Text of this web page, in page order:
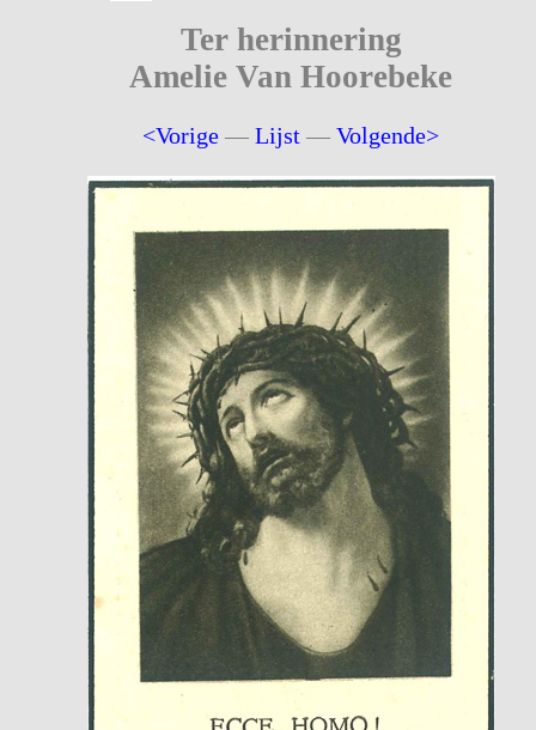
Ter herinnering
Amelie Van Hoorebeke
<Vorige —Lijst —Volgende>